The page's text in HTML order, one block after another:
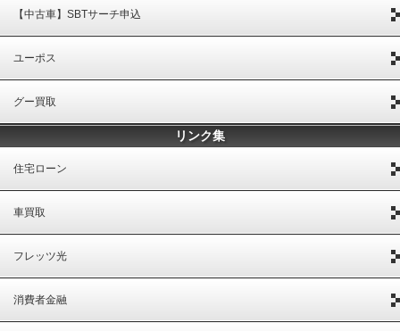
【中古車】SBTサーチ申込
ユーポス
グー買取
リンク集
住宅ローン
車買取
フレッツ光
消費者金融